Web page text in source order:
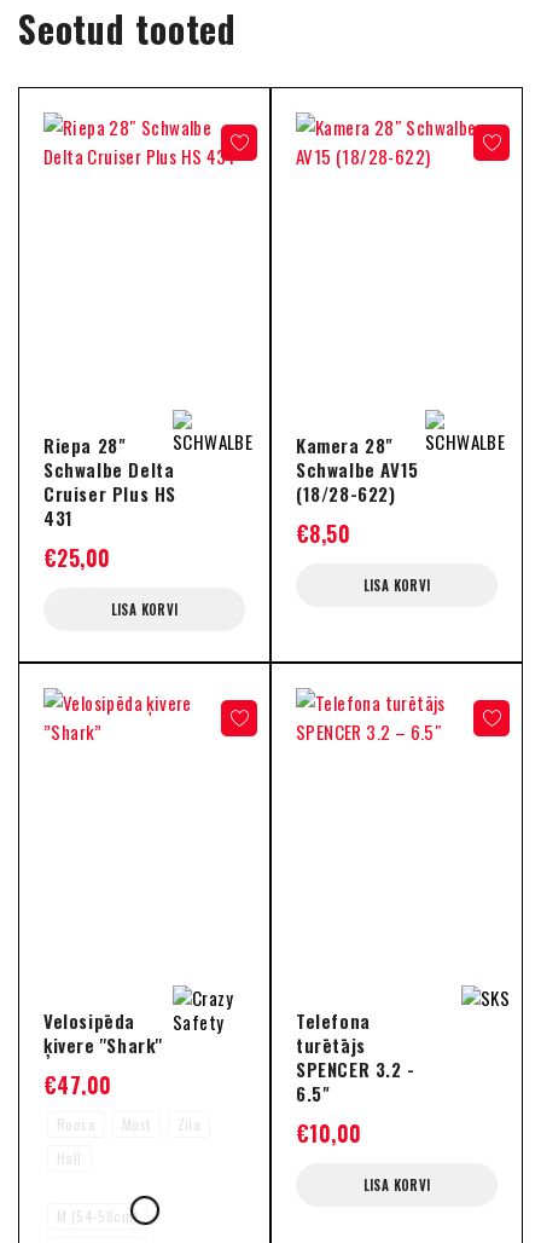
Seotud tooted
Riepa 28"
Schwalbe Delta
Cruiser Plus HS
431
€25,00
LISA KORVI
Kamera 28"
Schwalbe AV15
(18/28-622)
€8,50
LISA KORVI
Velosipēda
ķivere ''Shark''
€47,00
Roosa Must
Zila
Hall
M (54-58cm)
Telefona
turētājs
SPENCER 3.2 -
6.5"
€10,00
LISA KORVI